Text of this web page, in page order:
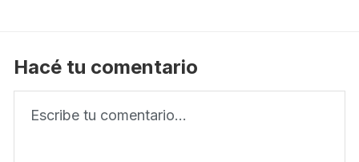
Hacé tu comentario